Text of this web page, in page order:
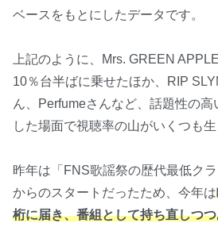
ベースをもとにしたデータです。
上記のように、Mrs. GREEN
10％台半ばに乗せたほか、RIP
ん、Perfumeさんなど、話題性の
した場面で視聴率の山がいくつも生
昨年は「FNS歌謡祭の歴代最低ク
からのスタートだったため、今年は
桁に届き、番組として持ち直しつ